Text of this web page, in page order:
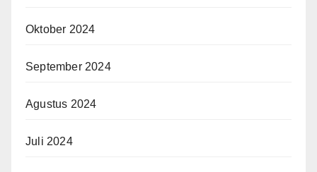
Oktober 2024
September 2024
Agustus 2024
Juli 2024